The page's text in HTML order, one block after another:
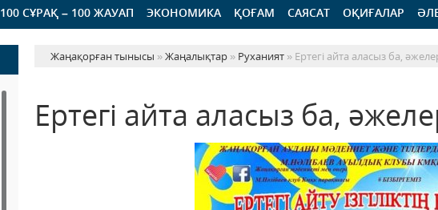
100 СҰРАҚ – 100 ЖАУАП ЭКОНОМИКА ҚОҒАМ САЯСАТ ОҚИҒАЛАР
Жаңақорған тынысы »Жаңалықтар » Руханият » Ертегі айта аласыз ба,
Ертегі айта аласыз ба,